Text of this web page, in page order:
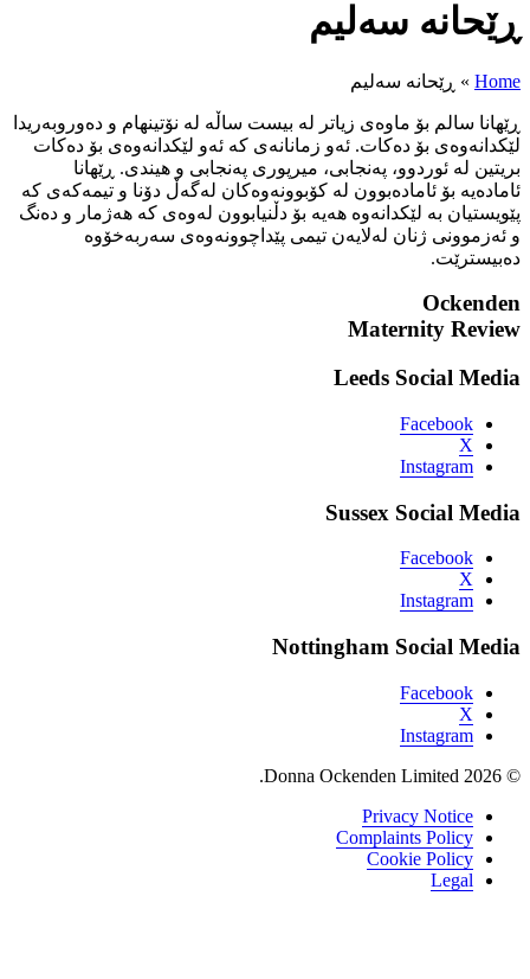
ساڵە لە نۆتینهام و دەوروبەریدا
کە ئەو لێکدانەوەی بۆ دەکات
پەنجابی و هیندی. ڕێهانا
لەگەڵ دۆنا و تیمەکەی کە
لەوەی کە هەژمار و دەنگ
سەربەخۆوە